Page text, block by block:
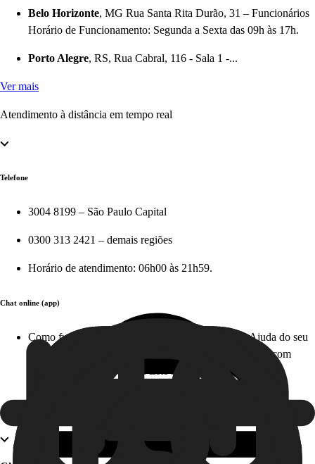
Belo Horizonte, MG Rua Santa Rita Durão, 31 – Funcionários
Horário de Funcionamento: Segunda a Sexta das 09h às 17h.
Porto Alegre, RS, Rua Cabral, 116 - Sala 1 -...
Ver mais
Atendimento à distância em tempo real
Telefone
3004 8199 – São Paulo Capital
0300 313 2421 – demais regiões
Horário de atendimento: 06h00 às 21h59.
Chat online (app)
Como funciona: acesse diretamente na Central de Ajuda do seu
aplicativo em apenas alguns cliques e tire suas dúvidas com
nosso time, em tempo real. Este serviço é gratuito!
Atendimento offline